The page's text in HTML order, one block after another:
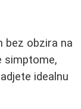
bez obzira na
simptome,
idealnu